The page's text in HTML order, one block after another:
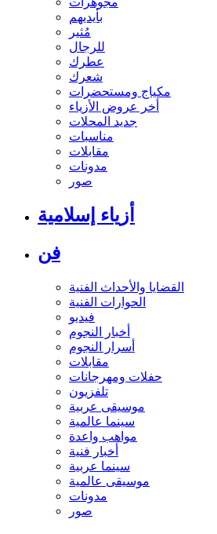
بأيديهم
مُثير
للرجال
عطرك
شعرك
مكياج ومستحضرات
أخر عروض الأزياء
جديد المحلات
مناسبات
مقابلات
مدونات
صور
أزياء إسلامية
فن
القضايا والأحداث الفنية
الحوارات الفنية
فيديو
أخبار النجوم
أسرار النجوم
مقابلات
حفلات ومهرجانات
تلفزيون
موسيقى عربية
سينما عالمية
مواهب واعدة
أخبار فنية
سينما عربية
موسيقى عالمية
مدونات
صور